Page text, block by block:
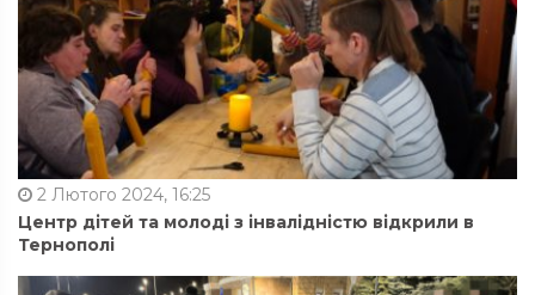
2 Лютого 2024, 16:25
Центр дітей та молоді з інвалідністю відкрили в
Тернополі